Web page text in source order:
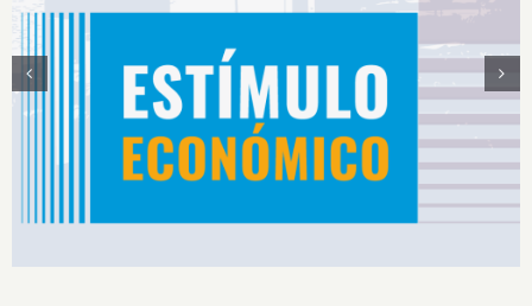
Estímulos Económicos para Deportistas de Alto
Rendimiento IS2026